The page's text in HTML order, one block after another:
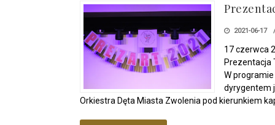
2021-06-17
17 czerwca
Prezentacja
W
dyrygentem
Orkiestra Dęta Miasta Zwolenia pod kierunkiem